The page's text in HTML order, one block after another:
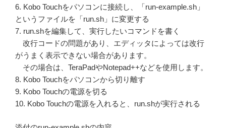
6. Kobo Touchをパソコンに接続し、「run-example.sh」
というファイルを「run.sh」に変更する
7. run.shを編集して、実行したいコマンドを書く
改行コードの問題があり、エディッタによっては改行
がうまく表示できない場合があります。
その場合は、TeraPadやNotepad++などを使用します。
8. Kobo Touchをパソコンから切り離す
9. Kobo Touchの電源を切る
10. Kobo Touchの電源を入れると、run.shが実行される